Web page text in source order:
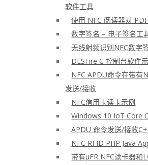
软件工具
使用 NFC 阅读器对
数字签名 – 电子签名工
无线射频识别NFC数字
DESFire C 控制台软件
NFC APDU命令在带有
发送/接收
NFC信用卡读卡示例
Windows 10 IoT Core
APDU 命令发送/接收
NFC RFID PHP Java
带有μFR NFC读卡器和